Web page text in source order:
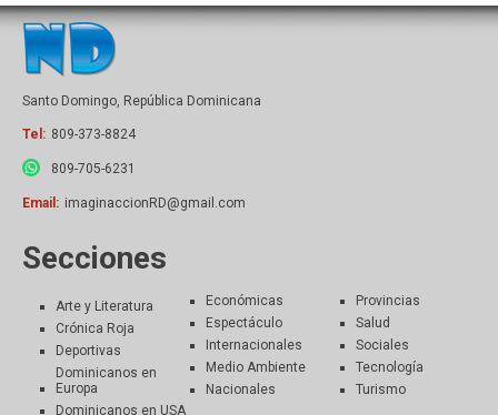
Santo Domingo, República Dominicana
Tel: 809-373-8824
809-705-6231
Email: imaginaccionRD@gmail.com
Secciones
Arte y Literatura
Crónica Roja
Deportivas
Dominicanos en
Europa
Dominicanos en USA
Económicas
Espectáculo
Internacionales
Medio Ambiente
Nacionales
Provincias
Salud
Sociales
Tecnología
Turismo